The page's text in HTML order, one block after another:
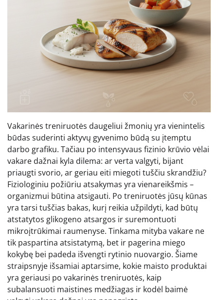
Vakarinės treniruotės daugeliui žmonių yra vienintelis
būdas suderinti aktyvų gyvenimo būdą su įtemptu
darbo grafiku. Tačiau po intensyvaus fizinio krūvio vėlai
vakare dažnai kyla dilema: ar verta valgyti, bijant
priaugti svorio, ar geriau eiti miegoti tuščiu skrandžiu?
Fiziologiniu požiūriu atsakymas yra vienareikšmis –
organizmui būtina atsigauti. Po treniruotės jūsų kūnas
yra tarsi tuščias bakas, kurį reikia užpildyti, kad būtų
atstatytos glikogeno atsargos ir suremontuoti
mikroįtrūkimai raumenyse. Tinkama mityba vakare ne
tik paspartina atsistatymą, bet ir pagerina miego
kokybę bei padeda išvengti rytinio nuovargio. Šiame
straipsnyje išsamiai aptarsime, kokie maisto produktai
yra geriausi po vakarinės treniruotės, kaip
subalansuoti maistines medžiagas ir kodėl baimė